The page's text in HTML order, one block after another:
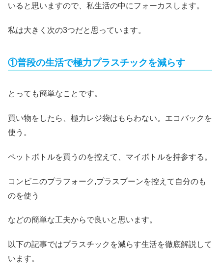
いると思いますので、私生活の中にフォーカスします。
私は大きく次の3つだと思っています。
①普段の生活で極力プラスチックを減らす
とっても簡単なことです。
買い物をしたら、極力レジ袋はもらわない。エコバックを
使う。
ペットボトルを買うのを控えて、マイボトルを持参する。
コンビニのプラフォーク,プラスプーンを控えて自分のも
のを使う
などの簡単な工夫からで良いと思います。
以下の記事ではプラスチックを減らす生活を徹底解説して
います。